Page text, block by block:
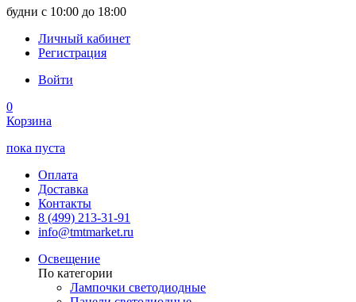
будни с 10:00 до 18:00
Личный кабинет
Регистрация
Войти
0
Корзина
пока пуста
Оплата
Доставка
Контакты
8 (499) 213-31-91
info@tmtmarket.ru
Освещение
По категории
Лампочки светодиодные